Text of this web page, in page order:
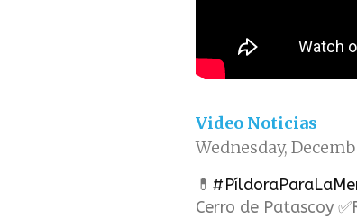
Video Noticias
Wednesday,
💊
Cerro de Patascoy